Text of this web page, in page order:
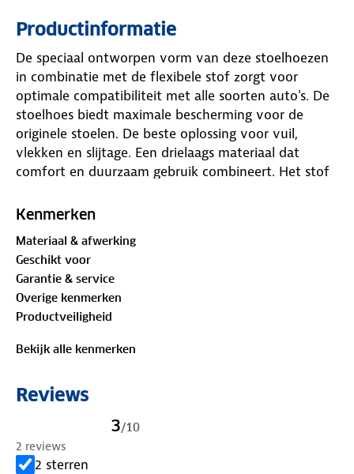
Productinformatie
De speciaal ontworpen vorm van deze stoelhoezen
in combinatie met de flexibele stof zorgt voor
optimale compatibiliteit met alle soorten auto's. De
stoelhoes biedt maximale bescherming voor de
originele stoelen. De beste oplossing voor vuil,
vlekken en slijtage. Een drielaags materiaal dat
comfort en duurzaam gebruik combineert. Het stof
stoelhoezen verhoogt het rijcomfort door het extra
te bevestigen en universeel toepasbaar op diverse
autotypes.
Kenmerken
Materiaal & afwerking
Geschikt voor
Garantie & service
Overige kenmerken
Productveiligheid
Bekijk alle kenmerken
Reviews
3/10
2 reviews
2 sterren